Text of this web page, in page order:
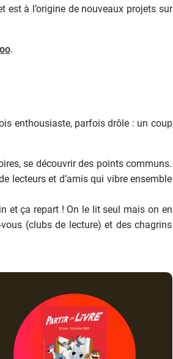
est à l’origine de nouveaux projets sur
.
enthousiaste, parfois drôle : un coup
se découvrir des points communs.
lecteurs et d’amis qui vibre ensemble
et ça repart ! On le lit seul mais on en
(clubs de lecture) et des chagrins